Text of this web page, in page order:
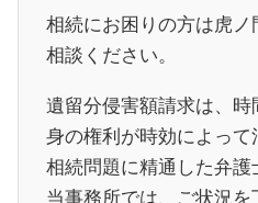
相続にお困りの方は虎
相談ください。
遺留分侵害額請求は、
身の権利が時効によって
相続問題に精通した弁護
当事務所では、ご状況